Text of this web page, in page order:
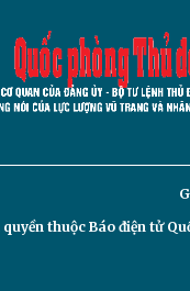
quyền thuộc Báo điện tử